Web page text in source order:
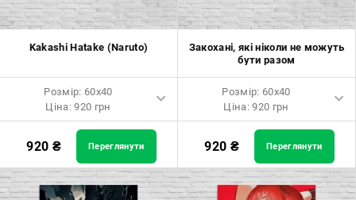
Kakashi Hatake (Naruto)
Розмір: 60x40
Ціна: 920 грн
Розмір: 60x40 Ціна: 920 грн
Розмір: 90x60 Ціна: 1650 грн
920 ₴ Переглянути
Закохані, які ніколи не можуть
бути разом
Розмір: 60x40
Ціна: 920 грн
Розмір: 60x40 Ціна: 920 грн
Розмір: 90x60 Ціна: 1650 грн
920 ₴ Переглянути